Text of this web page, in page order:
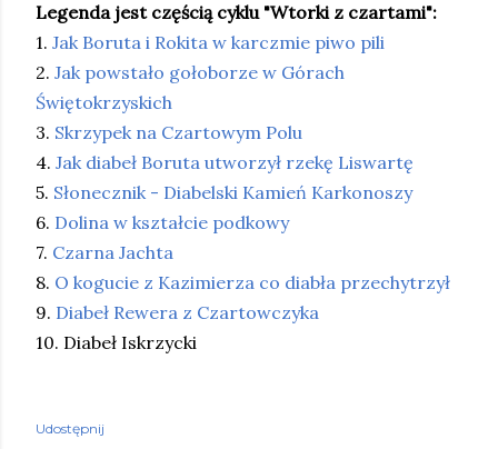
Legenda jest częścią cyklu "Wtorki z czartami":
1. Jak Boruta i Rokita w karczmie piwo pili
2. Jak powstało gołoborze w Górach
Świętokrzyskich
3. Skrzypek na Czartowym Polu
4. Jak diabeł Boruta utworzył rzekę Liswartę
5. Słonecznik - Diabelski Kamień Karkonoszy
6. Dolina w kształcie podkowy
7. Czarna Jachta
8. O kogucie z Kazimierza co diabła przechytrzył
9. Diabeł Rewera z Czartowczyka
10. Diabeł Iskrzycki
Udostępnij